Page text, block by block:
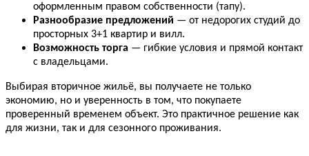
оформленным правом собственности (тапу).
Разнообразие предложений — от недорогих студий до
просторных 3+1 квартир и вилл.
Возможность торга — гибкие условия и прямой контакт
с владельцами.
Выбирая вторичное жильё, вы получаете не только
экономию, но и уверенность в том, что покупаете
проверенный временем объект. Это практичное решение как
для жизни, так и для сезонного проживания.